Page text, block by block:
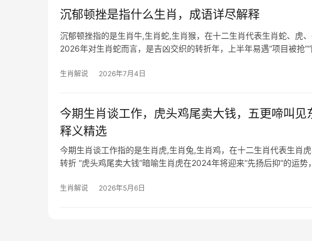
沉郁顿挫是指什么生肖，成语详尽解释
沉郁顿挫指的是生肖牛,生肖蛇,生肖猴，在十二生肖代表生肖蛇、虎
2026年对生肖蛇而言，是吉凶交织的转折年，上半年易遇“项目被抢
生肖解说 2026年7月4日
今期生肖谈工作，虎头鸡尾卖大钱，五更啼叫
释义精选
今期生肖谈工作指的是生肖虎,生肖兔,生肖鸡，在十二生肖代表生肖
转折 “虎头鸡尾卖大钱”暗喻生肖虎在2024年将迎来“先扬后抑”的运
生肖解说 2026年5月6日